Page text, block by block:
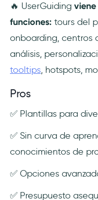
🔥 UserGuiding
funciones: tours del
onboarding, centros
análisis,
tooltips, hotspots,
Pros
✅ Plantillas para
✅ Sin curva de
conocimientos de
✅ Opciones
✅ Presupuesto